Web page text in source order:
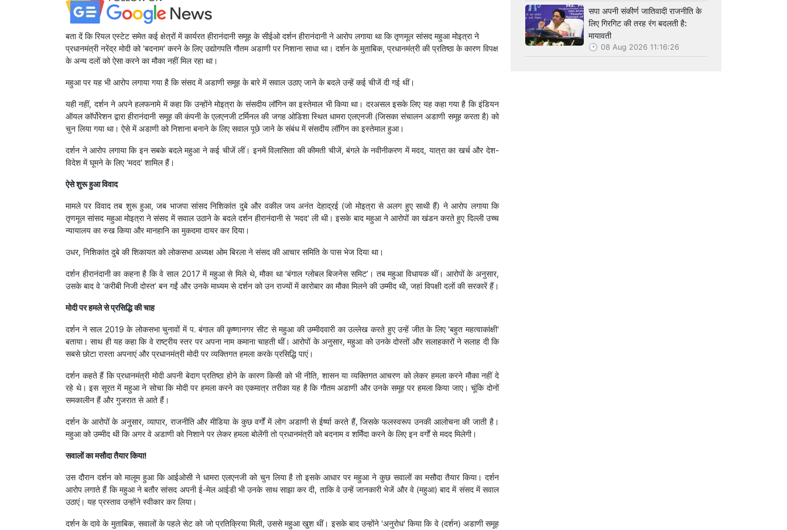
बता दें कि रियल एस्टेट समेत कई क्षेत्रों में कार्यरत हीरानंदानी समूह के सीईओ दर्शन हीरानंदानी ने आरोप लगाया था कि तृणमूल सांसद महुआ मोइत्रा ने
प्रधानमंत्री नरेंद्र मोदी को 'बदनाम' करने के लिए उद्योगपति गौतम अडाणी पर निशाना साधा था। दर्शन के मुताबिक, प्रधानमंत्री की प्रतिष्ठा के कारण विपक्ष
के अन्य दलों को ऐसा करने का मौका नहीं मिल रहा था।
महुआ पर यह भी आरोप लगाया गया है कि संसद में अडाणी समूह के बारे में सवाल उठाए जाने के बदले उन्हें कई चीजें दी गई थीं।
यही नहीं, दर्शन ने अपने हलफनामे में कहा कि उन्होंने मोइत्रा के संसदीय लॉगिन का इस्तेमाल भी किया था। दरअसल इसके लिए यह कहा गया है कि इंडियन
ऑयल कॉर्पोरेशन द्वारा हीरानंदानी समूह की कंपनी के एलएनजी टर्मिनल की जगह ओडिशा स्थित धामरा एलएनजी (जिसका संचालन अडाणी समूह करता है) को
चुन लिया गया था। ऐसे में अडाणी को निशाना बनाने के लिए सवाल पूछे जाने के संबंध में संसदीय लॉगिन का इस्तेमाल हुआ।
दर्शन ने आरोप लगाया कि इन सबके बदले महुआ ने कई चीजें लीं। इनमें विलासिता की कीमती चीजें, बंगले के नवीनीकरण में मदद, यात्रा का खर्च और देश-
विदेश में घूमने के लिए 'मदद' शामिल हैं।
ऐसे शुरू हुआ विवाद
मामले पर विवाद तब शुरू हुआ, जब भाजपा सांसद निशिकांत दुबे और वकील जय अनंत देहाद्रई (जो मोइत्रा से अलग हुए साथी हैं) ने आरोप लगाया कि
तृणमूल सांसद महुआ मोइत्रा ने संसद में सवाल उठाने के बदले दर्शन हीरानंदानी से 'मदद' ली थी। इसके बाद महुआ ने आरोपों का खंडन करते हुए दिल्ली उच्च
न्यायालय का रुख किया और मानहानि का मुकदमा दायर कर दिया।
उधर, निशिकांत दुबे की शिकायत को लोकसभा अध्यक्ष ओम बिरला ने संसद की आचार समिति के पास भेज दिया था।
दर्शन हीरानंदानी का कहना है कि वे साल 2017 में महुआ से मिले थे, मौका था ‘बंगाल ग्लोबल बिजनेस समिट’। तब महुआ विधायक थीं। आरोपों के अनुसार,
उसके बाद वे ‘करीबी निजी दोस्त’ बन गईं और उनके माध्यम से दर्शन को उन राज्यों में कारोबार का मौका मिलने की उम्मीद थी, जहां विपक्षी दलों की सरकारें हैं।
मोदी पर हमले से प्रसिद्धि की चाह
दर्शन ने साल 2019 के लोकसभा चुनावों में प. बंगाल की कृष्णानगर सीट से महुआ की उम्मीदवारी का उल्लेख करते हुए उन्हें जीत के लिए 'बहुत महत्वाकांक्षी'
बताया। साथ ही यह कहा कि वे राष्ट्रीय स्तर पर अपना नाम कमाना चाहती थीं। आरोपों के अनुसार, महुआ को उनके दोस्तों और सलाहकारों ने सलाह दी कि
सबसे छोटा रास्ता अपनाएं और प्रधानमंत्री मोदी पर व्यक्तिगत हमला करके प्रसिद्धि पाएं।
दर्शन कहते हैं कि प्रधानमंत्री मोदी अपनी बेदाग प्रतिष्ठा होने के कारण किसी को भी नीति, शासन या व्यक्तिगत आचरण को लेकर हमला करने मौका नहीं दे
रहे थे। इस सूरत में महुआ ने सोचा कि मोदी पर हमला करने का एकमात्र तरीका यह है कि गौतम अडाणी और उनके समूह पर हमला किया जाए। चूंकि दोनों
समकालीन हैं और गुजरात से आते हैं।
दर्शन के आरोपों के अनुसार, व्यापार, राजनीति और मीडिया के कुछ वर्गों में लोग अडाणी से ईर्ष्या करते हैं, जिसके फलस्वरूप उनकी आलोचना की जाती है।
महुआ को उम्मीद थी कि अगर वे अडाणी को निशाने पर लेकर हमला बोलेंगी तो प्रधानमंत्री को बदनाम व शर्मिंदा करने के लिए इन वर्गों से मदद मिलेगी।
सवालों का मसौदा तैयार किया!
उस दौरान दर्शन को मालूम हुआ कि आईओसी ने धामरा एलएनजी को चुन लिया है तो इसके आधार पर महुआ ने कुछ सवालों का मसौदा तैयार किया। दर्शन
आरोप लगाते हैं कि महुआ ने बतौर सांसद अपनी ई-मेल आईडी भी उनके साथ साझा कर दी, ताकि वे उन्हें जानकारी भेजें और वे (महुआ) बाद में संसद में सवाल
उठाएं। यह प्रस्ताव उन्होंने स्वीकार कर लिया।
दर्शन के दावे के मुताबिक, सवालों के पहले सेट को जो प्रतिक्रिया मिली, उससे महुआ खुश थीं। इसके बाद उन्होंने 'अनुरोध' किया कि वे (दर्शन) अडाणी समूह
सपा अपनी संकीर्ण जातिवादी राजनीति के
लिए गिरगिट की तरह रंग बदलती है:
मायावती
08 Aug 2026 11:16:26